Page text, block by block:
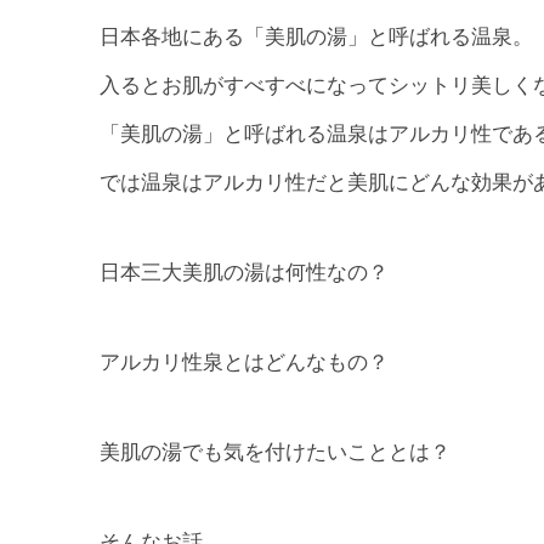
日本各地にある「美肌の湯」と呼ばれる温泉。
入るとお肌がすべすべになってシットリ美しく
「美肌の湯」と呼ばれる温泉はアルカリ性で
では温泉はアルカリ性だと美肌にどんな効果が
日本三大美肌の湯は何性なの？
アルカリ性泉とはどんなもの？
美肌の湯でも気を付けたいこととは？